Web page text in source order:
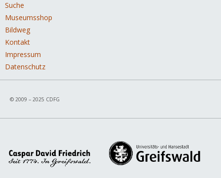
überspringen
Suche
Museumsshop
Bildweg
Kontakt
Impressum
Datenschutz
© 2009 – 2025 CDFG